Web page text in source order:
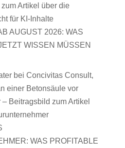
AUGUST 2026: WAS
WISSEN MÜSSEN
WAS PROFITABLE